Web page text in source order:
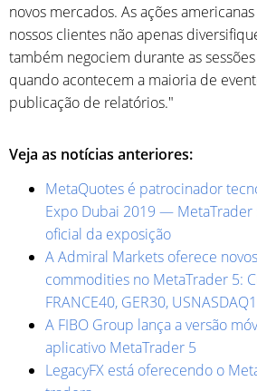
novos mercados. As ações
nossos clientes não apenas
também negociem durante as
quando acontecem a maioria de
publicação de relatórios."
Veja as notícias anteriores:
MetaQuotes é patrocinador
Expo Dubai 2019 — MetaTrader
oficial da exposição
A Admiral Markets oferece
commodities no MetaTrader 5:
FRANCE40, GER30,
A FIBO Group lança a versão
aplicativo MetaTrader 5
LegacyFX está oferecendo o